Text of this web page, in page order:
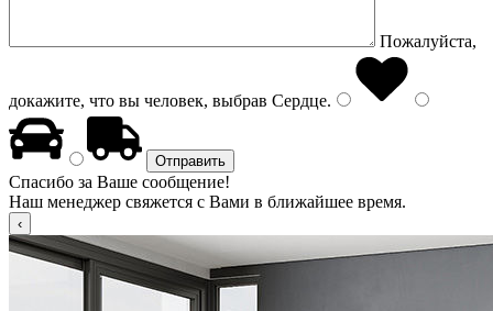
Пожалуйста,
докажите, что вы человек, выбрав Сердце.
Спасибо за Ваше сообщение!
Наш менеджер свяжется с Вами в ближайшее время.